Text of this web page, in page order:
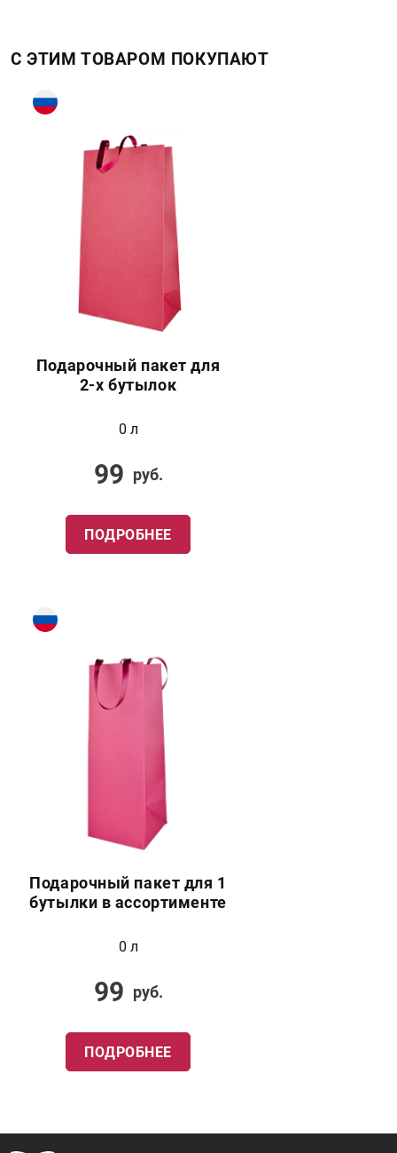
С ЭТИМ ТОВАРОМ ПОКУПАЮТ
Подарочный пакет для
2-х бутылок
0 л
99 руб.
ПОДРОБНЕЕ
Подарочный пакет для 1
бутылки в ассортименте
0 л
99 руб.
ПОДРОБНЕЕ